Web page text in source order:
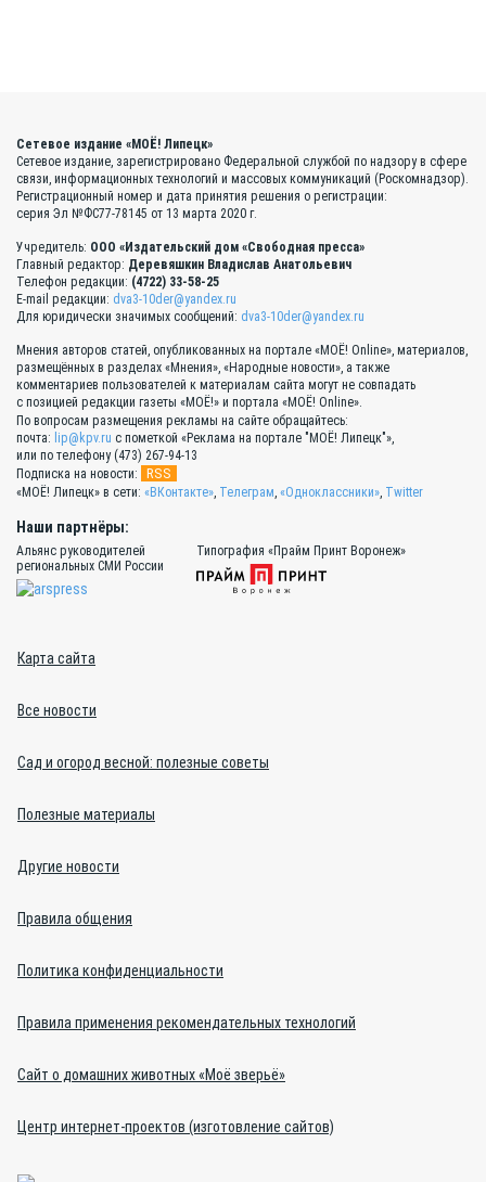
Сетевое издание «МОЁ! Липецк»
Сетевое издание, зарегистрировано Федеральной службой по надзору в сфере
связи, информационных технологий и массовых коммуникаций (Роскомнадзор).
Регистрационный номер и дата принятия решения о регистрации:
серия Эл №ФС77-78145 от 13 марта 2020 г.
Учредитель: ООО «Издательский дом «Свободная пресса»
Главный редактор: Деревяшкин Владислав Анатольевич
Телефон редакции: (4722) 33-58-25
E-mail редакции: dva3-10der@yandex.ru
Для юридически значимых сообщений: dva3-10der@yandex.ru
Мнения авторов статей, опубликованных на портале «МОЁ! Online», материалов,
размещённых в разделах «Мнения», «Народные новости», а также
комментариев пользователей к материалам сайта могут не совпадать
с позицией редакции газеты «МОЁ!» и портала «МОЁ! Online».
По вопросам размещения рекламы на сайте обращайтесь:
почта: lip@kpv.ru с пометкой «Реклама на портале "МОЁ! Липецк"»,
или по телефону (473) 267-94-13
Подписка на новости:
RSS
«МОЁ! Липецк» в сети: «ВКонтакте» Телеграм «Одноклассники» Twitter
Наши партнёры:
Альянс руководителей
региональных СМИ России
Типография «Прайм Принт Воронеж»
Карта сайта
Все новости
Сад и огород весной: полезные советы
Полезные материалы
Другие новости
Правила общения
Политика конфиденциальности
Правила применения рекомендательных технологий
Сайт о домашних животных «Моё зверьё»
Центр интернет-проектов (изготовление сайтов)